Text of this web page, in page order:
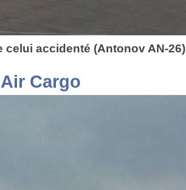
celui accidenté (Antonov AN-26)
Cargo